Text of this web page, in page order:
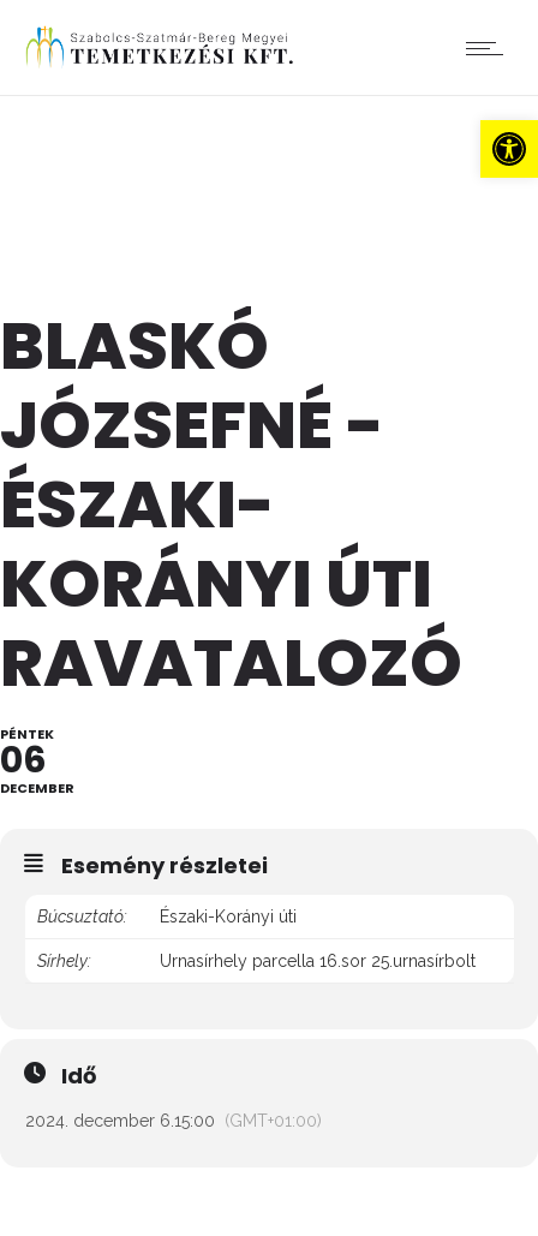
BLASKÓ
JÓZSEFNÉ -
ÉSZAKI-
KORÁNYI ÚTI
RAVATALOZÓ
PÉNTEK
06
DECEMBER
Esemény részletei
Búcsuztató: Északi-Korányi úti
Sírhely: Urnasírhely parcella 16.sor 25.urnasírbolt
Idő
2024. december 6. 15:00 (GMT+01:00)